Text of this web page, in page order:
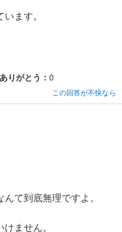
ます。
ありがとう： 0
この回答が不快なら
て到底無理ですよ。
ません。